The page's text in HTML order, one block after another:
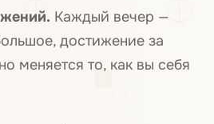
Каждый вечер —
достижение за
меняется то, как вы себя